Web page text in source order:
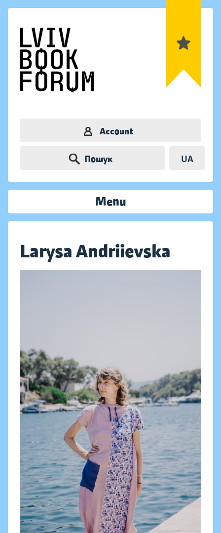
Account
Пошук UA
Menu
Larysa Andriievska